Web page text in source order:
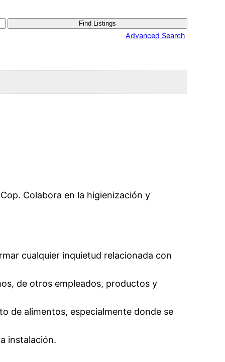
Advanced Search
Colabora en la higienización y
cualquier inquietud relacionada con
de otros empleados, productos y
de alimentos, especialmente donde se
instalación.